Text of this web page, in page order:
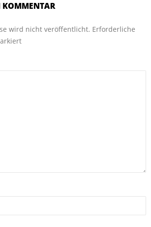
KOMMENTAR
wird nicht veröffentlicht. Erforderliche